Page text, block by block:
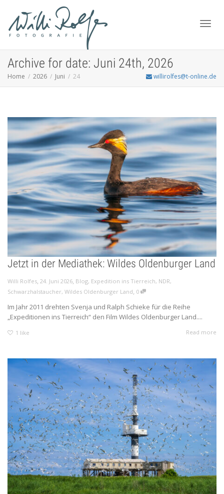
Archive for date: Juni 24th, 2026
Home 2026 Juni 24 willirolfes@t-online.de
Jetzt in der Mediathek: Wildes Oldenburger Land
Willi Rolfes, 24. Juni 2026, Blog, Expedition ins Tierreich, NDR,
Schwarzhalstaucher, Wildes Oldenburger Land, 0
Im Jahr 2011 drehten Svenja und Ralph Schieke für die Reihe
„Expeditionen ins Tierreich“ den Film Wildes Oldenburger Land....
1 like Read more